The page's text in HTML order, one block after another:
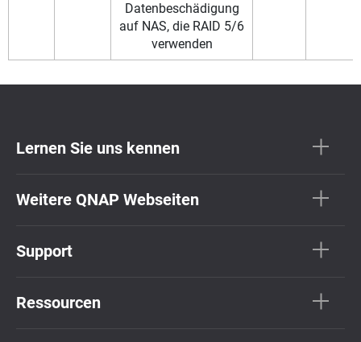
Datenbeschädigung
auf NAS, die RAID 5/6
verwenden
Lernen Sie uns kennen
Weitere QNAP Webseiten
Support
Ressourcen